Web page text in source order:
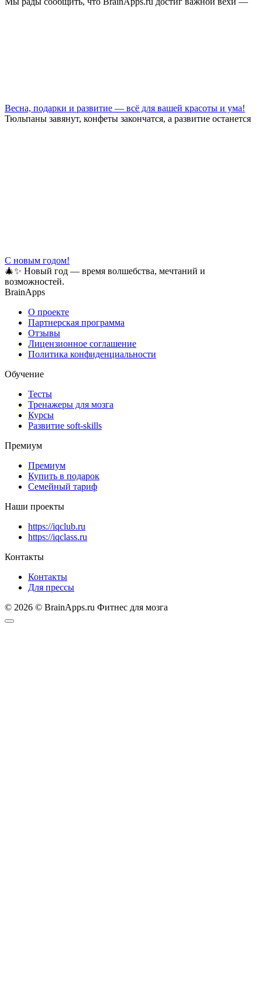
Весна, подарки и развитие — всё для вашей красоты и ума!
Тюльпаны завянут, конфеты закончатся, а развитие останется
С новым годом!
🎄✨ Новый год — время волшебства, мечтаний и
возможностей.
BrainApps
О проекте
Партнерская программа
Отзывы
Лицензионное соглашение
Политика конфиденциальности
Обучение
Тесты
Тренажеры для мозга
Курсы
Развитие soft-skills
Премиум
Премиум
Купить в подарок
Семейный тариф
Наши проекты
https://iqclub.ru
https://iqclass.ru
Контакты
Контакты
Для прессы
© 2026 © BrainApps.ru Фитнес для мозга